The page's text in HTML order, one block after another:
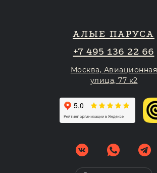
АЛЫЕ ПАРУСА
Москва, Авиационная
улица, 77 к2
+7 495 136 22 66